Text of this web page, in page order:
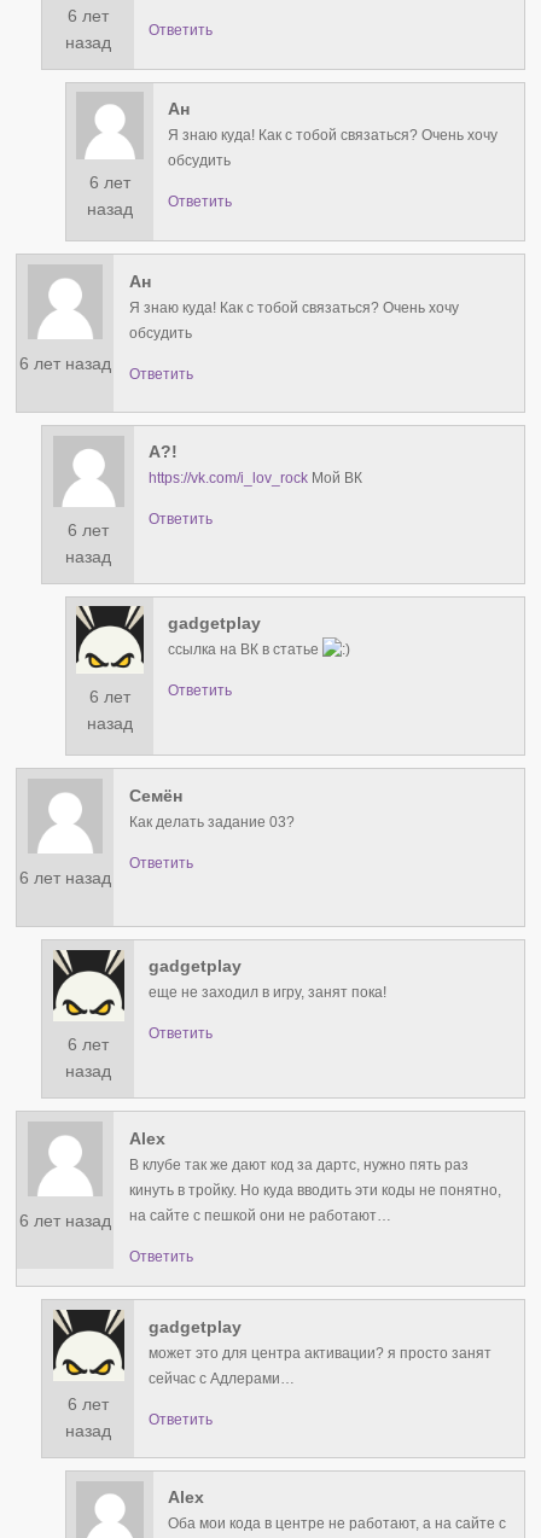
6 лет
назад
Ответить
6 лет
назад
Ан
Я знаю куда! Как с тобой связаться? Очень хочу
обсудить
Ответить
6 лет назад
Ан
Я знаю куда! Как с тобой связаться? Очень хочу
обсудить
Ответить
6 лет
назад
А?!
https://vk.com/i_lov_rock Мой ВК
Ответить
6 лет
назад
gadgetplay
ссылка на ВК в статье
Ответить
6 лет назад
Семён
Как делать задание 03?
Ответить
6 лет
назад
gadgetplay
еще не заходил в игру, занят пока!
Ответить
6 лет назад
Alex
В клубе так же дают код за дартс, нужно пять раз
кинуть в тройку. Но куда вводить эти коды не понятно,
на сайте с пешкой они не работают…
Ответить
6 лет
назад
gadgetplay
может это для центра активации? я просто занят
сейчас с Адлерами…
Ответить
Alex
Оба мои кода в центре не работают, а на сайте с